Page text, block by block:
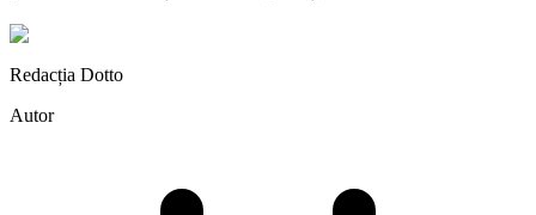
Redacția Dotto
Autor